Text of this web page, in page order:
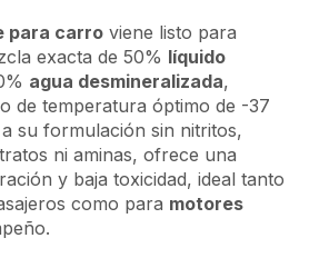
para carro viene listo para
exacta de 50% líquido
agua desmineralizada,
de temperatura óptimo de -37
a su formulación sin nitritos,
ni aminas, ofrece una
y baja toxicidad, ideal tanto
como para motores